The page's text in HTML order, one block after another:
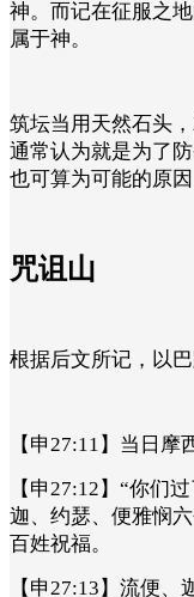
神。而记在征服之
属于神。
筑坛当用天然石头
通常认为就是为了
也可算为可能的原因
咒诅山
根据后文所记，以
【申27:11】当日摩
【申27:12】“你们
迦、约瑟、便雅悯
百姓祝福。
【申27:13】流便